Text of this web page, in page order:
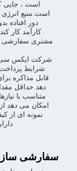
است ، جایی
است.منبع
دور افتاده
کارآمد کار
مشتری سفارشی
شرکت ایکس سی
قابل مذاکره
دهد.حداقل
متناسب با
امکان می دهد
نمونه ای از
سفارشی